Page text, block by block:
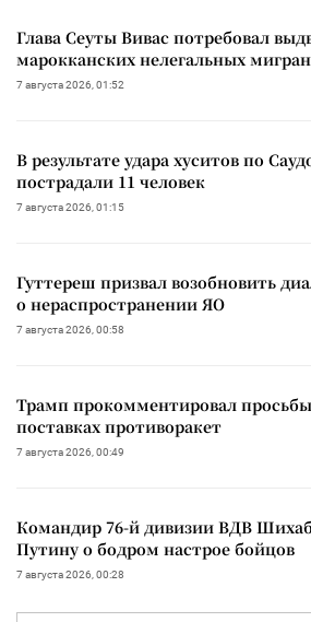
Глава Сеуты Вивас потребовал
марокканских нелегальных
7 августа 2026, 01:52
В результате удара хуситов по
пострадали 11 человек
7 августа 2026, 01:15
Гуттереш призвал возобновить
о нераспространении ЯО
7 августа 2026, 00:58
Трамп прокомментировал просьбы
поставках противоракет
7 августа 2026, 00:49
Командир 76-й дивизии ВДВ
Путину о бодром настрое бойцов
7 августа 2026, 00:28